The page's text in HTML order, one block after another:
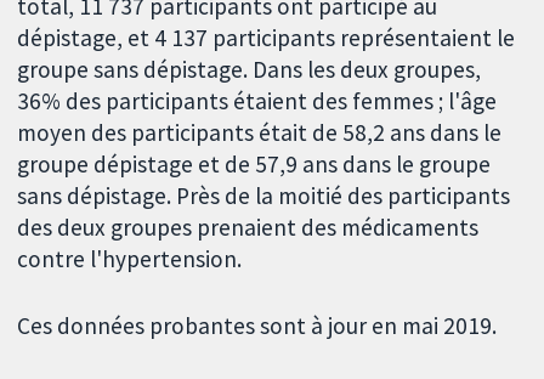
total, 11 737 participants ont participé au
dépistage, et 4 137 participants représentaient le
groupe sans dépistage. Dans les deux groupes,
36% des participants étaient des femmes ; l'âge
moyen des participants était de 58,2 ans dans le
groupe dépistage et de 57,9 ans dans le groupe
sans dépistage. Près de la moitié des participants
des deux groupes prenaient des médicaments
contre l'hypertension.
Ces données probantes sont à jour en mai 2019.